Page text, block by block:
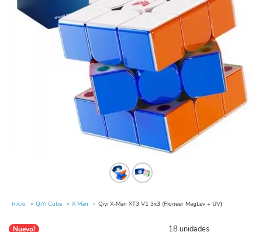
Inicio QiYi Cube X Man Qiyi X-Man XT3 V1 3x3 (Pioneer MagLev + UV)
Nuevo!
18 unidades